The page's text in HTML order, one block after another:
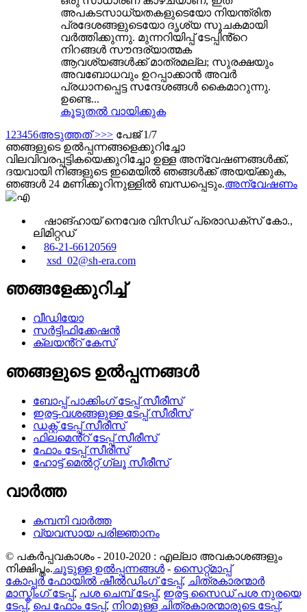
അപകടസാധ്യതകളുടെയോ നിയന്ത്രിത
പ്രദേശങ്ങളുടെയോ ദൃശ്യ സൂചകമായി
വർത്തിക്കുന്നു. മുന്നറിയിപ്പ് ടേപ്പിൻ്റെ
നിറങ്ങൾ സൗന്ദര്യാത്മക
ആവശ്യങ്ങൾക്ക് മാത്രമല്ല; സുരക്ഷയും
അവബോധവും ഉറപ്പാക്കാൻ അവർ
പ്രധാനപ്പെട്ട സന്ദേശങ്ങൾ കൈമാറുന്നു.
ഉണ്ടെ...
കൂടുതൽ വായിക്കുക
1 23456അടുത്തത് >>> പേജ് 1/7
ഞങ്ങളുടെ ഉൽപ്പന്നങ്ങളെക്കുറിച്ചോ
വിലവിവരപ്പട്ടികയെക്കുറിച്ചോ ഉള്ള അന്വേഷണങ്ങൾക്ക്,
ദയവായി നിങ്ങളുടെ ഇമെയിൽ ഞങ്ങൾക്ക് അയയ്ക്കുക,
ഞങ്ങൾ 24 മണിക്കൂറിനുള്ളിൽ ബന്ധപ്പെടും.അന്വേഷണം
ഷാങ്ഹായ് നെവേര വിസിഡ് പ്രൊഡക്‌സ് കോ.,
ലിമിറ്റഡ്
86-21-66120569
xsd_02@sh-era.com
ഞങ്ങളേക്കുറിച്ച്
വീഡിയോ
സർട്ടിഫിക്കേഷൻ
ക്ലയൻ്റ് കേസ്
ഞങ്ങളുടെ ഉൽപ്പന്നങ്ങൾ
ബോപ്പ് പാക്കിംഗ് ടേപ്പ് സീരീസ്
ഇരട്ട-വശങ്ങളുള്ള ടേപ്പ് സീരീസ്
ഡക്റ്റ് ടേപ്പ് സീരീസ്
ഫിലമെൻ്റ് ടേപ്പ് സീരീസ്
ഫോം ടേപ്പ് സീരീസ്
ഹോട്ട് മെൽറ്റ് ഗ്ലൂ സീരീസ്
വാർത്ത
കമ്പനി വാർത്ത
വ്യവസായ പരിജ്ഞാനം
© പകർപ്പവകാശം - 2010-2020 : എല്ലാ അവകാശങ്ങളും
നിക്ഷിപ്തം. ചൂടുള്ള ഉൽപ്പന്നങ്ങൾ - സൈറ്റ്മാപ്പ്
കോപ്പർ ഫോയിൽ ഷീൽഡിംഗ് ടേപ്പ്, ചിത്രകാരന്മാർ
മാസ്കിംഗ് ടേപ്പ്, പശ ചെമ്പ് ടേപ്പ്, ഇരട്ട സൈഡ് പശ നുരയെ
ടേപ്പ്, പെ ഫോം ടേപ്പ്, നിറമുള്ള ചിത്രകാരന്മാരുടെ ടേപ്പ്,